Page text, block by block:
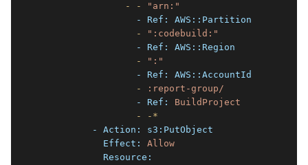
                -
-
"arn:"
                  - Ref:
AWS::Partition
                  -
":codebuild:"
                  - Ref:
AWS::Region
                  -
":"
                  - Ref:
AWS::AccountId
                  -
:report-group/
                  - Ref:
BuildProject
                  -
-*
          - Action:
s3:PutObject
            Effect:
Allow
            Resource: